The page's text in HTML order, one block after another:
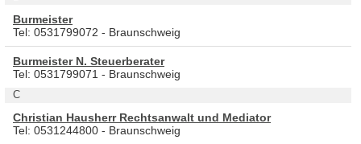
Burmeister
Tel: 0531799072 - Braunschweig
Burmeister N. Steuerberater
Tel: 0531799071 - Braunschweig
C
Christian Hausherr Rechtsanwalt und Mediator
Tel: 0531244800 - Braunschweig